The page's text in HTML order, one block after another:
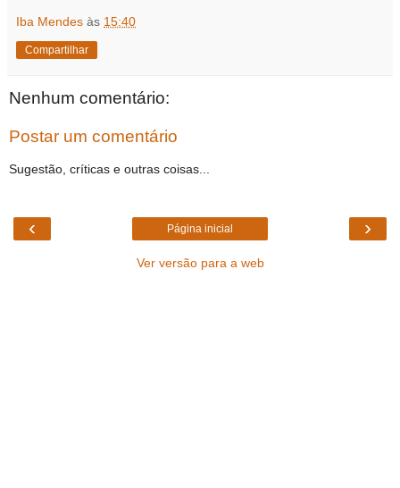
Iba Mendes às 15:40
Compartilhar
Nenhum comentário:
Postar um comentário
Sugestão, críticas e outras coisas...
‹ ›
Página inicial
Ver versão para a web